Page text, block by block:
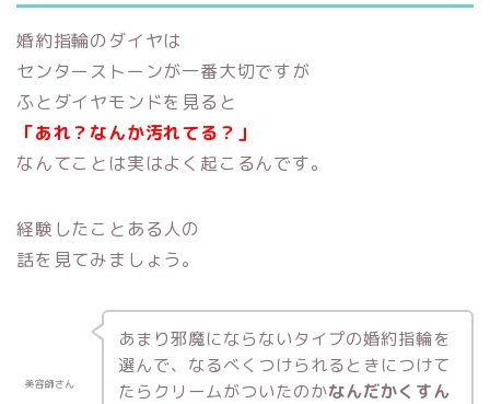
婚約指輪のダイヤは
センターストーンが一番大切ですが
ふとダイヤモンドを見ると
「あれ？なんか汚れてる？」
なんてことは実はよく起こるんです。
経験したことある人の
話を見てみましょう。
美容師さん
あまり邪魔にならないタイプの婚約指輪を
選んで、なるべくつけられるときにつけて
たらクリームがついたのかなんだかくすん